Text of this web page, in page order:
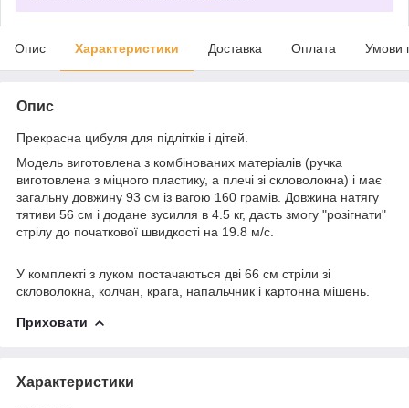
Опис Характеристики Доставка Оплата Умови
Опис
Прекрасна цибуля для підлітків і дітей.
Модель виготовлена з комбінованих матеріалів (ручка
виготовлена з міцного пластику, а плечі зі скловолокна) і має
загальну довжину 93 см із вагою 160 грамів. Довжина натягу
тятиви 56 см і додане зусилля в 4.5 кг, дасть змогу "розігнати"
стрілу до початкової швидкості на 19.8 м/с.
У комплекті з луком постачаються дві 66 см стріли зі
скловолокна, колчан, крага, напальчник і картонна мішень.
Приховати
Характеристики